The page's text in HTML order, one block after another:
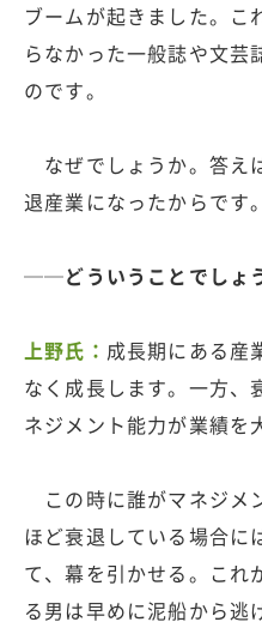
ブームが起きました。こ
らなかった一般誌や文芸
のです。
なぜでしょうか。答え
退産業になったからです。
──どういうことでしょう
上野氏： 成長期にある産
なく成長します。一方、
ネジメント能力が業績を
この時に誰がマネジメ
ほど衰退している場合に
て、幕を引かせる。これ
る男は早めに泥船から逃